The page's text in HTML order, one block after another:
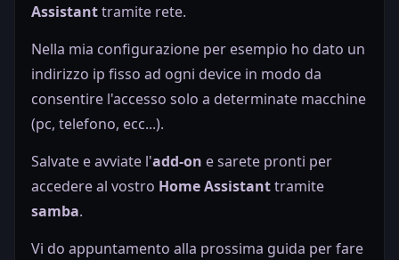
Assistanttramite rete.
Nella mia configurazione per esempio ho dato un
indirizzo ip fisso ad ogni device in modo da
consentire l'accesso solo a determinate macchine
(pc, telefono, ecc...).
Salvate e avviate l'add-on e sarete pronti per
accedere al vostro Home Assistanttramite
samba.
Vi do appuntamento alla prossima guida per fare